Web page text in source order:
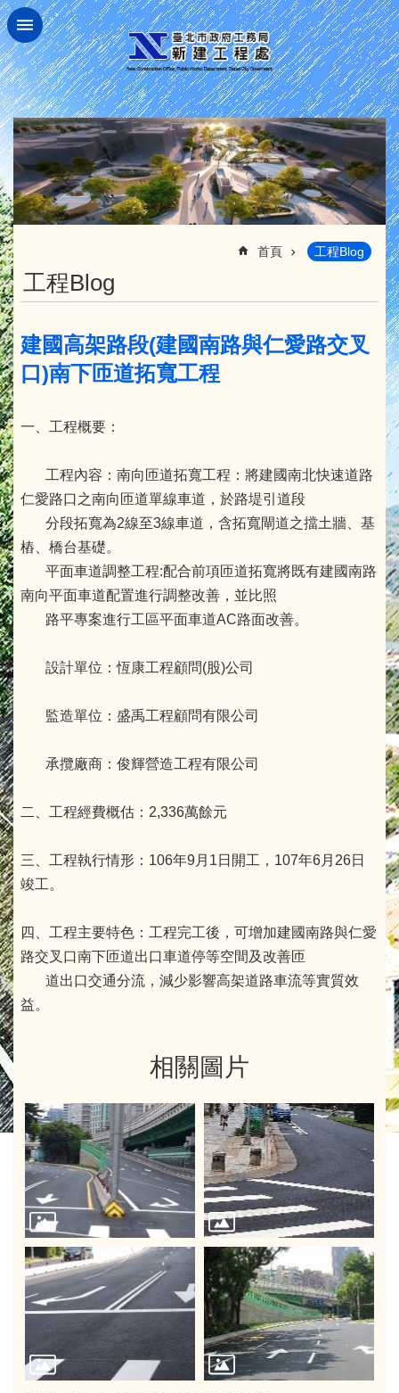
跳到主要內容區塊
首頁 工程Blog
工程Blog
建國高架路段(建國南路與仁愛路交叉
口)南下匝道拓寬工程
一、工程概要：
工程內容：南向匝道拓寬工程：將建國南北快速道路
仁愛路口之南向匝道單線車道，於路堤引道段
分段拓寬為2線至3線車道，含拓寬閘道之擋土牆、基
樁、橋台基礎。
平面車道調整工程:配合前項匝道拓寬將既有建國南路
南向平面車道配置進行調整改善，並比照
路平專案進行工區平面車道AC路面改善。
設計單位：恆康工程顧問(股)公司
監造單位：盛禹工程顧問有限公司
承攬廠商：俊輝營造工程有限公司
二、工程經費概估：2,336萬餘元
三、工程執行情形：106年9月1日開工，107年6月26日
竣工。
四、工程主要特色：工程完工後，可增加建國南路與仁愛
路交叉口南下匝道出口車道停等空間及改善匝
道出口交通分流，減少影響高架道路車流等實質效
益。
相關圖片